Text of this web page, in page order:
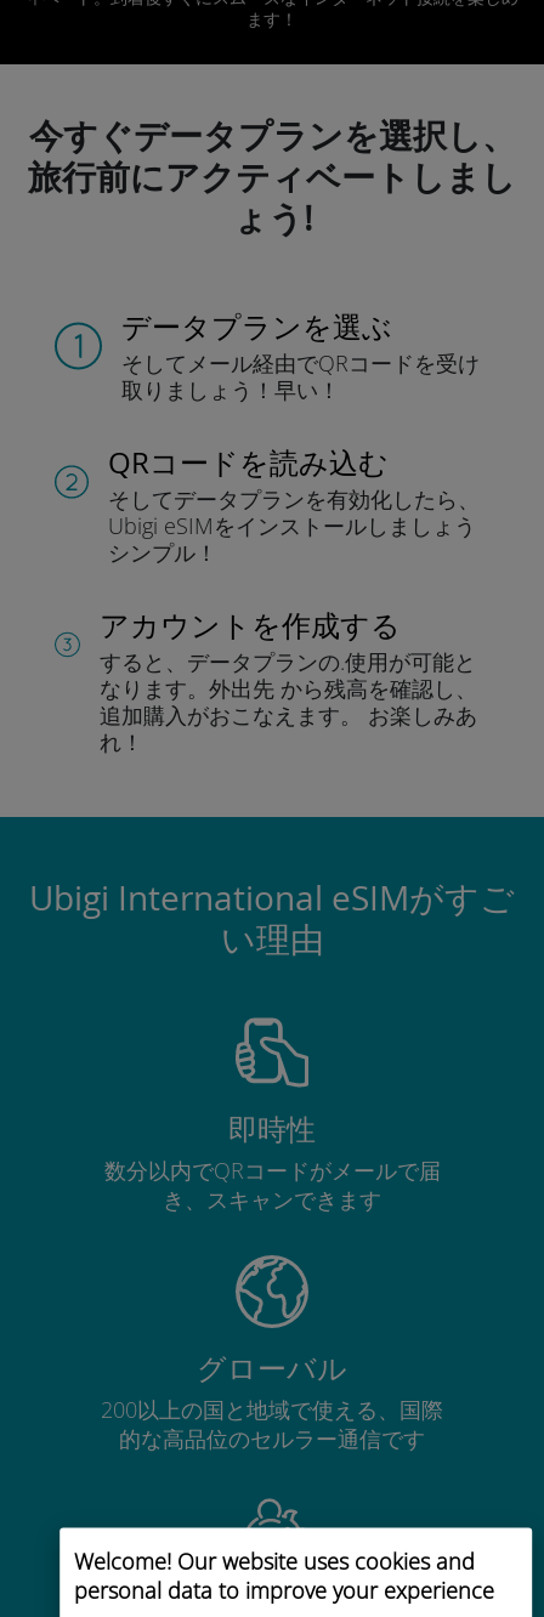
Welcome! Our website uses cookies and
personal data to improve your experience
ます！
今すぐデータプランを選択し、
旅行前にアクティベートしまし
ょう!
データプランを選ぶ
そしてメール経由でQRコードを受け
取りましょう！早い！
QRコードを読み込む
そしてデータプランを有効化したら、
Ubigi eSIMをインストールしま しょう
シンプル！
アカウントを作成する
すると、データプランの.使用が可能と
なります。 外出先 から残高を確認し、
追加購入がおこなえます。
お楽しみあ
れ！
Ubigi International eSIMがすご
い理由
即時性
数分以内でQRコードがメールで届
き、スキャンできます
グローバル
200以上の国と地域で使える、国際
的な高品位のセルラー通信です
コストパフォーマンス